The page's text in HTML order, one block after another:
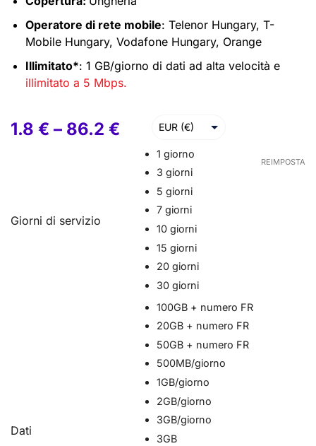
Operatore di rete mobile: Telenor Hungary, T-
Mobile Hungary, Vodafone Hungary, Orange
Illimitato*: 1 GB/giorno di dati ad alta velocità e
illimitato a 5 Mbps.
1.8 € – 86.2 € EUR (€)
USD ($)
GBP (£)
AUD ($)
CAD ($)
SGD ($)
Giorni di servizio
1 giorno
3 giorni
5 giorni
7 giorni
10 giorni
15 giorni
20 giorni
30 giorni
Dati
100GB + numero FR
20GB + numero FR
50GB + numero FR
500MB/giorno
1GB/giorno
2GB/giorno
3GB/giorno
3GB
REIMPOSTA